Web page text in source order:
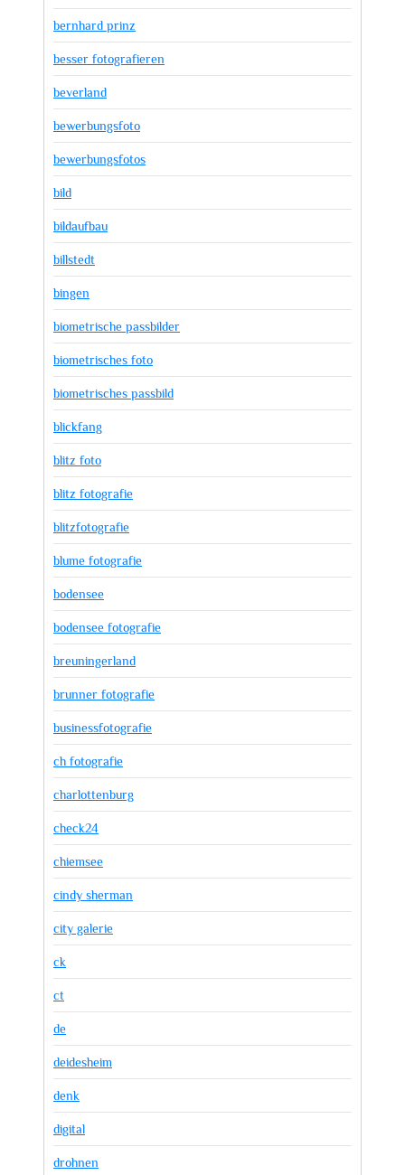
bernhard prinz
besser fotografieren
beverland
bewerbungsfoto
bewerbungsfotos
bild
bildaufbau
billstedt
bingen
biometrische passbilder
biometrisches foto
biometrisches passbild
blickfang
blitz foto
blitz fotografie
blitzfotografie
blume fotografie
bodensee
bodensee fotografie
breuningerland
brunner fotografie
businessfotografie
ch fotografie
charlottenburg
check24
chiemsee
cindy sherman
city galerie
ck
ct
de
deidesheim
denk
digital
drohnen